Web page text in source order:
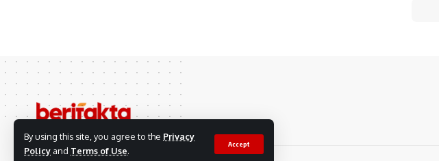
By using this site, you agree to the Privacy
Policy and Terms of Use.
Accept